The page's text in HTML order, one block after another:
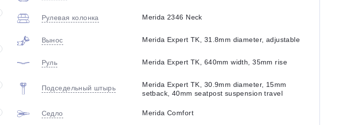
Рулевая колонка Merida 2346 Neck
Вынос Merida Expert TK, 31.8mm diameter, adjustable
Руль Merida Expert TK, 640mm width, 35mm rise
Подседельный штырь
Merida Expert TK, 30.9mm diameter, 15mm
setback, 40mm seatpost suspension travel
Седло Merida Comfort